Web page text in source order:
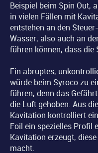
Beispiel beim Spin Out,
in vielen Fällen mit
entstehen an den
Wasser, also auch an
führen können, dass die
Ein abruptes,
würde beim Syroco zu
führen, denn das
die Luft gehoben. Aus
Kavitation kontrolliert
Foil ein spezielles Profil
Kavitation erzeugt,
macht.